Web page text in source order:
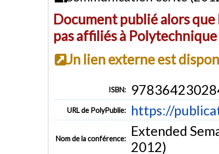
Document publié alors
pas affiliés à
Un lien externe est
ISBN:
URL de PolyPublie: https://
Nom de la conférence:
Extended
2012)